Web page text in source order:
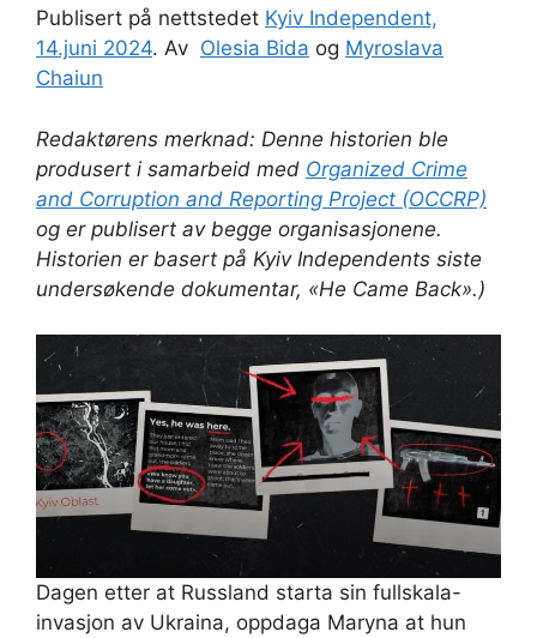
Publisert på nettstedet Kyiv Independent,
14.juni 2024. Av Olesia Bida og Myroslava
Chaiun
Redaktørens merknad: Denne historien ble
produsert i samarbeid med Organized Crime
and Corruption and Reporting Project (OCCRP)
og er publisert av begge organisasjonene.
Historien er basert på Kyiv Independents siste
undersøkende dokumentar, «He Came Back».)
Dagen etter at Russland starta sin fullskala-
invasjon av Ukraina, oppdaga Maryna at hun